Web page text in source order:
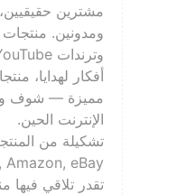
مشترين
ومدونين.
أفكار لهدايا،
مميزة — شوف
الإنترنت الحين.
تشكيلة من
تقدر تلاقي فيها